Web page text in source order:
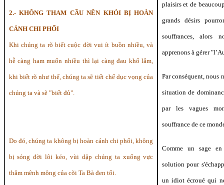
2.- KHÔNG THAM CẦU NÊN KHỎI BỊ HOÀN
CẢNH CHI PHỐI
Khi chúng ta rõ biết cuộc đời vui ít buồn nhiều, và
hễ càng ham muốn nhiều thì lại càng đau khổ lắm,
khi biếtrõ như thế, chúng ta sẽ tiết chế dục vọng của
chúng ta và sẽ "biết đủ".
Do đó, chúng ta không bị hoàn cảnh chi phối, không
bị sóng đời lôi kéo, vùi dập chúng ta xuống vực
thẳm mênh mông của cõi Ta Bà đen tối.
plaisirs et de
grands désirs
souffrances, alors
apprenons à gérer
Par conséquent, nous
situation de
par les vagues
souffrance de ce
Comme un sage
solution pour
un idiot écroué qui